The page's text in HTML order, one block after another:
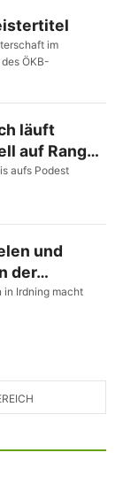
im
ÖKB-
läuft
auf Rang…
aufs Podest
und
der…
in Irdning macht